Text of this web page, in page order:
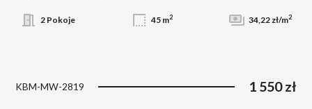
2 Pokoje 45 m2 34,22 zł/m2
KBM-MW-2819 1 550 zł